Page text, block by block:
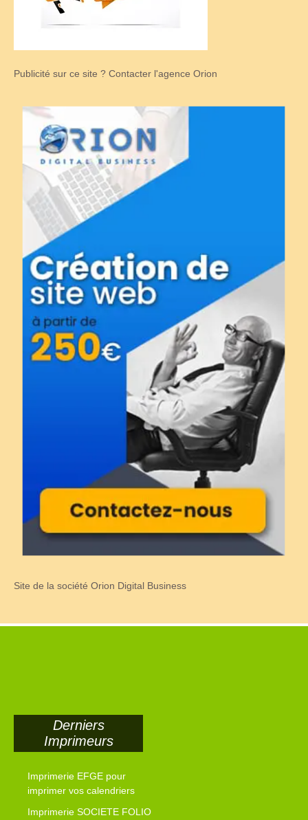
Publicité sur ce site ? Contacter l'agence Orion
Site de la société Orion Digital Business
Derniers
Imprimeurs
Imprimerie EFGE pour
imprimer vos calendriers
Imprimerie SOCIETE FOLIO